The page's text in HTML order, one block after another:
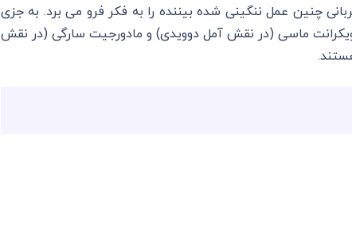
چنین عمل ننگینی شده بیننده را به فکر فرو می برد. به جزی
ویکرانت ماسی (در نقش آمل دوویدی) و مادورجیت سارگی (در نقش